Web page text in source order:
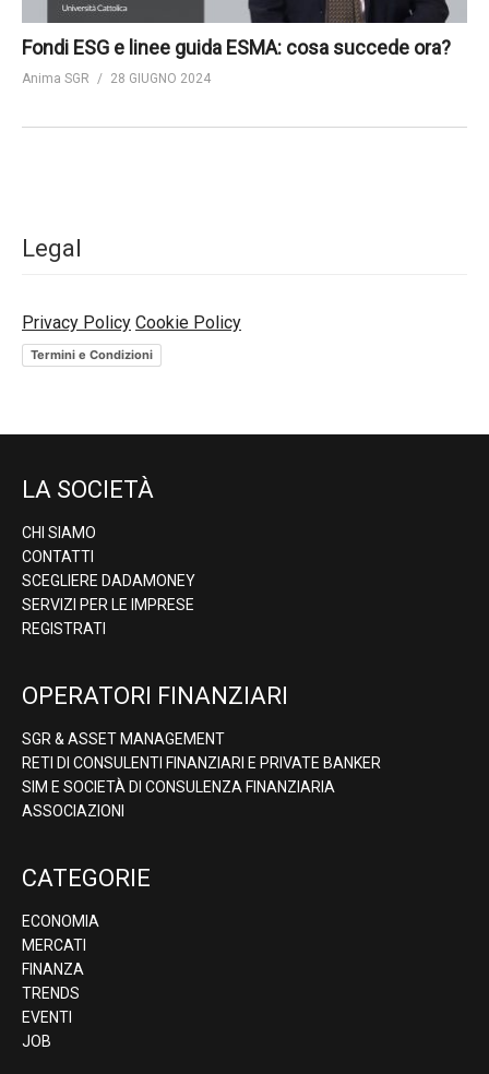
Fondi ESG e linee guida ESMA: cosa succede ora?
Anima SGR 28 GIUGNO 2024
Legal
Privacy Policy Cookie Policy
Termini e Condizioni
LA SOCIETÀ
CHI SIAMO
CONTATTI
SCEGLIERE DADAMONEY
SERVIZI PER LE IMPRESE
REGISTRATI
OPERATORI FINANZIARI
SGR & ASSET MANAGEMENT
RETI DI CONSULENTI FINANZIARI E PRIVATE BANKER
SIM E SOCIETÀ DI CONSULENZA FINANZIARIA
ASSOCIAZIONI
CATEGORIE
ECONOMIA
MERCATI
FINANZA
TRENDS
EVENTI
JOB